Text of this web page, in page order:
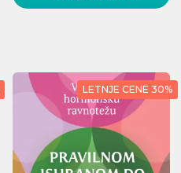
LETNJE CENE 30%